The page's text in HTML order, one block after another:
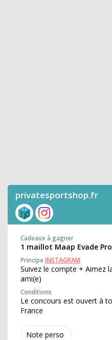
privatesportshop.fr
Note perso
Cadeaux à gagner
1 maillot Maap Evade
PrincipeINSTAGRAM
Suivez le compte + Aimez
ami(e)
Conditions
Le concours est ouvert à
France